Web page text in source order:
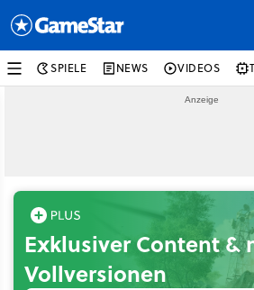
SPIELE NEWS VIDEOS
Exklusiver Content &
Vollversionen